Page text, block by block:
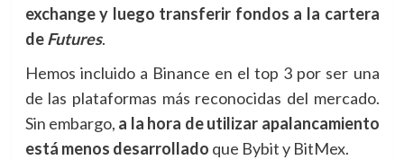
exchange y luego transferir fondos a la cartera
deFutures.
Hemos incluido a Binance en el top 3 por ser una
de las plataformas más reconocidas del mercado.
Sin embargo, a la hora de utilizar apalancamiento
está menos desarrollado que Bybit y BitMex.